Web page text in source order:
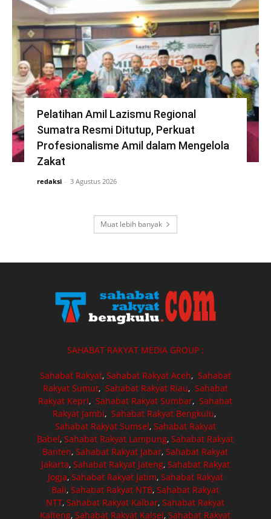
Pelatihan Amil Lazismu Regional
Sumatra Resmi Ditutup, Perkuat
Profesionalisme Amil dalam Mengelola
Zakat
redaksi - 3 Agustus 2026
Muat lebih banyak
SAHABAT RAKYAT MEDIA GROUP :
Sahabat Rakyat, Sahabat Rakyat Aceh, Sahabat
Rakyat Sumut, Sahabat Rakyat Riau, Sahabat
Rakyat Kepri,Sahabat Rakyat Sumbar,Sahabat
Rakyat Jambi, Sahabat Rakyat Bengkulu,
Sahabat Rakyat Sumsel, Sahabat Rakyat
Babel,Sahabat Rakyat Lampung,Sahabat Rakyat
Banten,Sahabat Rakyat Jabar,Sahabat Rakyat
Jakarta, Sahabat Rakyat Jateng, Sahabat Rakyat
Jogja, Sahabat Rakyat Jatim, Sahabat Rakyat
Bali,Sahabat Rakyat NTB,Sahabat Rakyat
NTT,Sahabat Rakyat Kalbar,Sahabat Rakyat
Kalteng,Sahabat Rakyat Kalsel,Sahabat Rakyat